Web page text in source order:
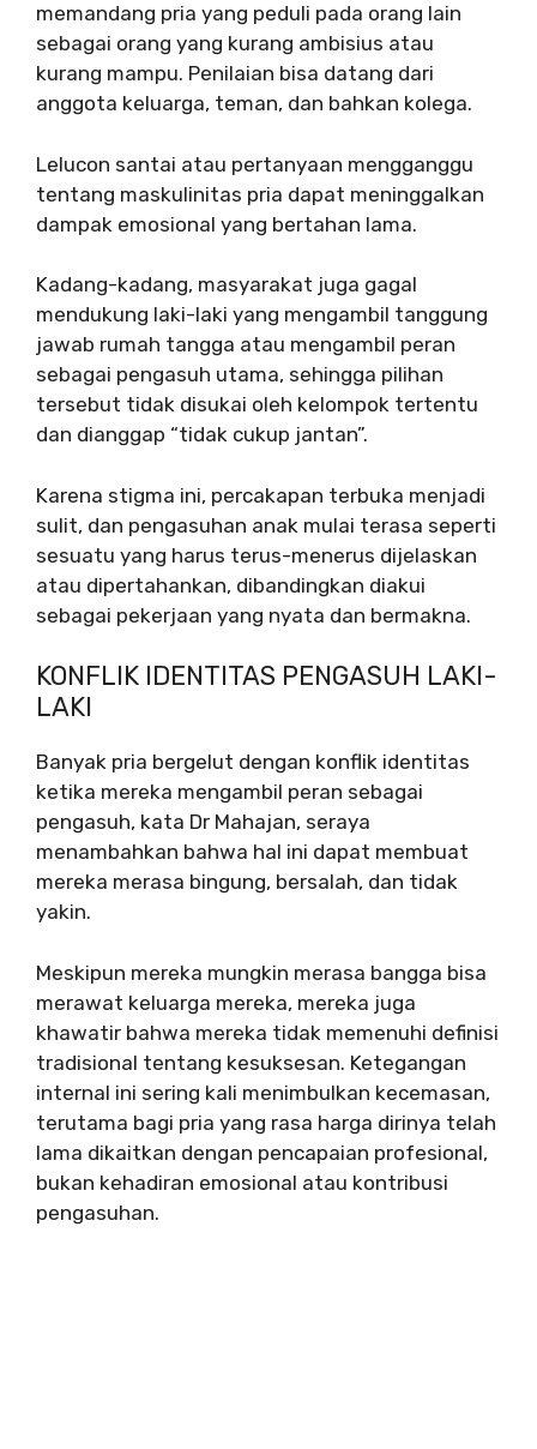
memandang pria yang peduli pada orang lain
sebagai orang yang kurang ambisius atau
kurang mampu. Penilaian bisa datang dari
anggota keluarga, teman, dan bahkan kolega.
Lelucon santai atau pertanyaan mengganggu
tentang maskulinitas pria dapat meninggalkan
dampak emosional yang bertahan lama.
Kadang-kadang, masyarakat juga gagal
mendukung laki-laki yang mengambil tanggung
jawab rumah tangga atau mengambil peran
sebagai pengasuh utama, sehingga pilihan
tersebut tidak disukai oleh kelompok tertentu
dan dianggap “tidak cukup jantan”.
Karena stigma ini, percakapan terbuka menjadi
sulit, dan pengasuhan anak mulai terasa seperti
sesuatu yang harus terus-menerus dijelaskan
atau dipertahankan, dibandingkan diakui
sebagai pekerjaan yang nyata dan bermakna.
KONFLIK IDENTITAS PENGASUH LAKI-
LAKI
Banyak pria bergelut dengan konflik identitas
ketika mereka mengambil peran sebagai
pengasuh, kata Dr Mahajan, seraya
menambahkan bahwa hal ini dapat membuat
mereka merasa bingung, bersalah, dan tidak
yakin.
Meskipun mereka mungkin merasa bangga bisa
merawat keluarga mereka, mereka juga
khawatir bahwa mereka tidak memenuhi definisi
tradisional tentang kesuksesan. Ketegangan
internal ini sering kali menimbulkan kecemasan,
terutama bagi pria yang rasa harga dirinya telah
lama dikaitkan dengan pencapaian profesional,
bukan kehadiran emosional atau kontribusi
pengasuhan.